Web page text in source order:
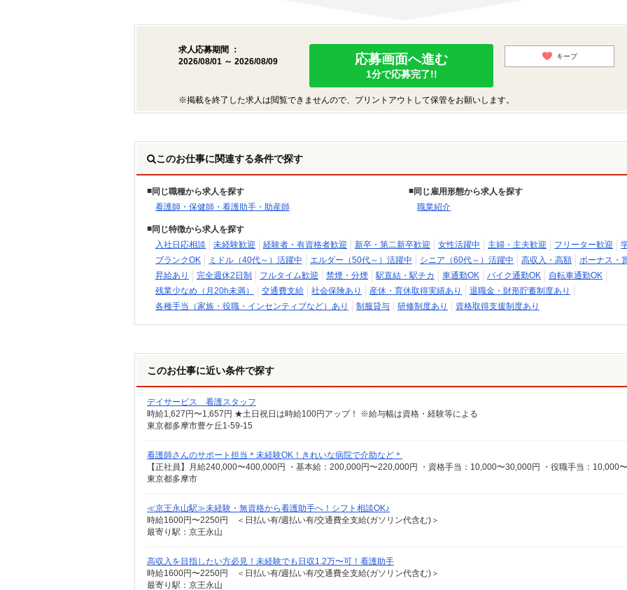
求人応募期間 ：
2026/08/01 ～ 2026/08/09
応募画面へ進む
1分で応募完了!!
キープ
※掲載を終了した求人は閲覧できませんので、プリントアウトして保管をお願いします。
このお仕事に関連する条件で探す
同じ職種から求人を探す
看護師・保健師・看護助手・助産師
同じ雇用形態から求人を探す
職業紹介
同じ特徴から求人を探す
入社日応相談
未経験歓迎 経験者・有資格者歓迎 新卒・第二新卒歓迎 女性活躍中 主婦・主夫歓迎 フリーター歓迎
ブランクOK
ミドル（40代～）活躍中 エルダー（50代～）活躍中 シニア（60代～）活躍中 高収入・高額
ボーナス・
昇給あり
完全週休2日制 フルタイム歓迎 禁煙・分煙 駅直結・駅チカ 車通勤OK バイク通勤OK
自転車通勤OK
残業少なめ（月20h未満）
交通費支給 社会保険あり 産休・育休取得実績あり
退職金・財形貯蓄制度あり
各種手当（家族・役職・インセンティブなど）あり
制服貸与 研修制度あり 資格取得支援制度あり
このお仕事に近い条件で探す
デイサービス 看護スタッフ
時給1,627円〜1,657円 ★土日祝日は時給100円アップ！ ※給与幅は資格・経験等による
東京都多摩市豊ケ丘1-59-15
看護師さんのサポート担当＊未経験OK！きれいな病院で介助など＊
東京都多摩市
≪京王永山駅≫未経験・無資格から看護助手へ！シフト相談OK♪
時給1600円〜2250円 ＜日払い有/週払い有/交通費全支給(ガソリン代含む)＞
最寄り駅：京王永山
高収入を目指したい方必見！未経験でも日収1.2万〜可！看護助手
時給1600円〜2250円 ＜日払い有/週払い有/交通費全支給(ガソリン代含む)＞
最寄り駅：京王永山